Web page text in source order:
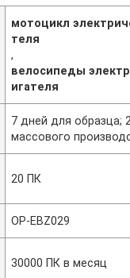
мотоцикл
теля
,
велосипеды
игателя
7 дней для образца;
массового
20 ПК
OP-EBZ029
30000 ПК в месяц